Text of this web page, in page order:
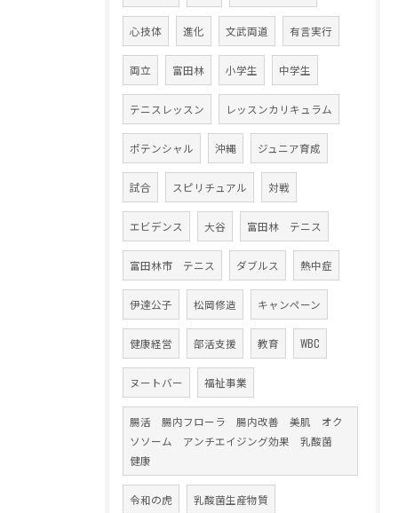
心技体 進化 文武両道 有言実行
両立 富田林 小学生 中学生
テニスレッスン レッスンカリキュラム
ポテンシャル 沖縄 ジュニア育成
試合 スピリチュアル 対戦
エビデンス 大谷 富田林 テニス
富田林市 テニス ダブルス 熱中症
伊達公子 松岡修造 キャンペーン
健康経営 部活支援 教育 WBC
ヌートバー 福祉事業
腸活 腸内フローラ 腸内改善 美肌 オク
ソソーム アンチエイジング効果 乳酸菌
健康
令和の虎 乳酸菌生産物質